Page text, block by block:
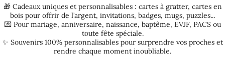
🎁 Cadeaux uniques et personnalisables : cartes à gratter, cartes en
bois pour offrir de l’argent, invitations, badges, mugs, puzzles...
💌 Pour mariage, anniversaire, naissance, baptême, EVJF, PACSou
toute fête spéciale.
✨ Souvenirs 100% personnalisables pour surprendre vos proches et
rendre chaque moment inoubliable.